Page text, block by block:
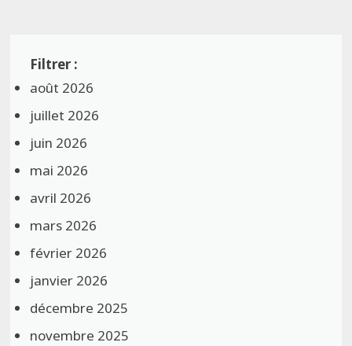
août 2026
juillet 2026
juin 2026
mai 2026
avril 2026
mars 2026
février 2026
janvier 2026
décembre 2025
novembre 2025